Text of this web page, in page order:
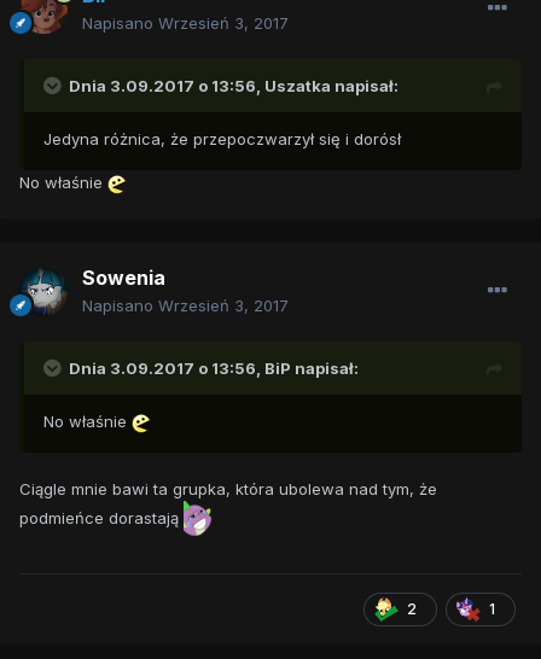
Napisano Wrzesień 3, 2017
Dnia 3.09.2017 o 13:56, Uszatka napisał:
Jedyna różnica, że przepoczwarzył się i dorósł
No właśnie
Sowenia
Napisano Wrzesień 3, 2017
Dnia 3.09.2017 o 13:56, BiP napisał:
No właśnie
Ciągle mnie bawi ta grupka, która ubolewa nad tym, że
podmieńce dorastają
2 1